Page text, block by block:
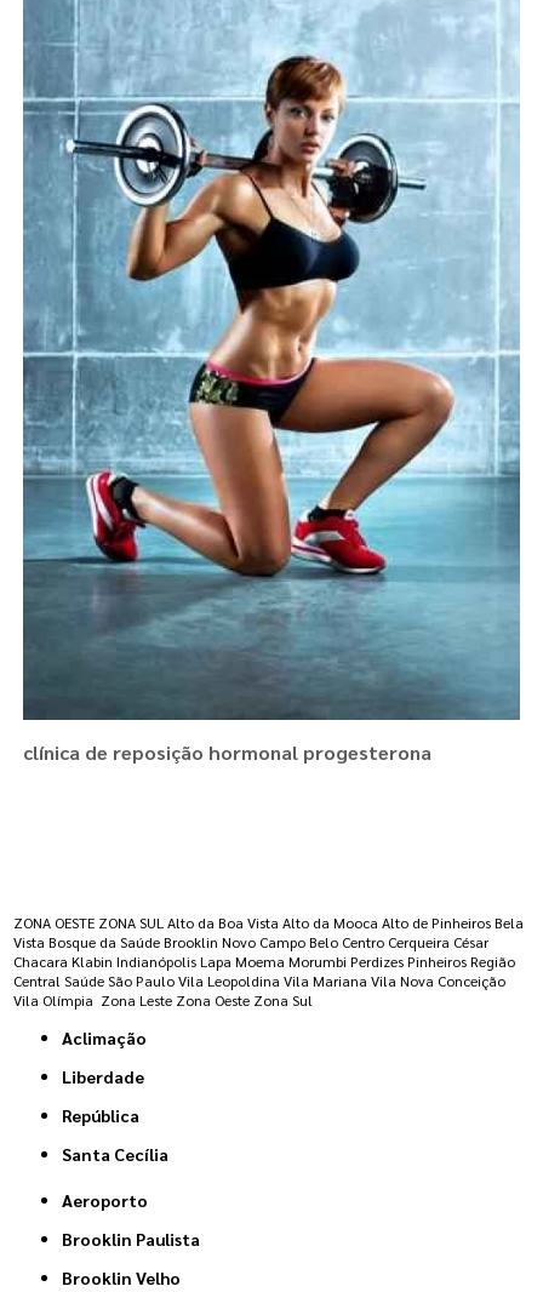
clínica de reposição hormonal progesterona
ZONA OESTE ZONA SUL Alto da Boa Vista Alto da Mooca Alto de Pinheiros Bela
Vista Bosque da Saúde Brooklin Novo Campo Belo Centro Cerqueira César
Chacara Klabin Indianópolis Lapa Moema Morumbi Perdizes Pinheiros Região
Central Saúde São Paulo Vila Leopoldina Vila Mariana Vila Nova Conceição
Vila Olímpia Zona Leste Zona Oeste Zona Sul
Aclimação
Liberdade
República
Santa Cecília
Aeroporto
Brooklin Paulista
Brooklin Velho